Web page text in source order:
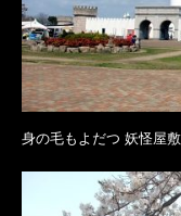
身の毛もよだつ 妖怪屋